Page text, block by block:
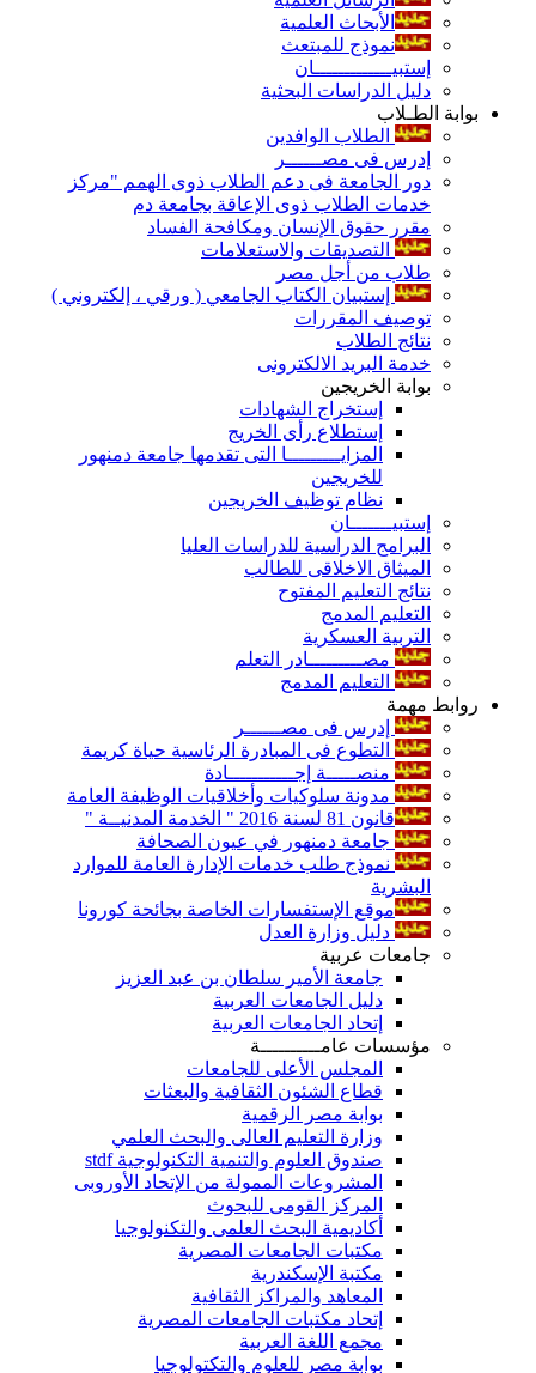
الأبحاث العلمية
نموذج للمبتعث
إستبيـــــــــــــان
دليل الدراسات البحثية
بوابة الطـلاب
الطلاب الوافدين
إدرس فى مصــــــر
دور الجامعة فى دعم الطلاب ذوى الهمم "مركز
خدمات الطلاب ذوى الإعاقة بجامعة دم
مقرر حقوق الإنسان ومكافحة الفساد
التصديقات والاستعلامات
طلاب من أجل مصر
إستبيان الكتاب الجامعي ( ورقي ، إلكتروني )
توصيف المقررات
نتائج الطلاب
خدمة البريد الالكترونى
بوابة الخريجين
إستخراج الشهادات
إستطلاع رأى الخريج
المزايـــــــــا التى تقدمها جامعة دمنهور
للخريجين
نظام توظيف الخريجين
إستبيـــــــان
البرامج الدراسية للدراسات العليا
الميثاق الاخلاقى للطالب
نتائج التعليم المفتوح
التعليم المدمج
التربية العسكرية
مصـــــــــادر التعلم
التعليم المدمج
روابط مهمة
إدرس فى مصــــــر
التطوع فى المبادرة الرئاسية حياة كريمة
منصـــــة إجـــــــــــادة
مدونة سلوكيات وأخلاقيات الوظيفة العامة
قانون 81 لسنة 2016 " الخدمة المدنيــة "
جامعة دمنهور في عيون الصحافة
نموذج طلب خدمات الإدارة العامة للموارد
البشرية
موقع الإستفسارات الخاصة بجائحة كورونا
دليل وزارة العدل
جامعات عربية
جامعة الأمير سلطان بن عبد العزيز
دليل الجامعات العربية
إتحاد الجامعات العربية
مؤسسات عامــــــــــة
المجلس الأعلى للجامعات
قطاع الشئون الثقافية والبعثات
بوابة مصر الرقمية
وزارة التعليم العالى والبحث العلمي
صندوق العلوم والتنمية التكنولوجية stdf
المشروعات الممولة من الإتحاد الأوروبى
المركز القومى للبحوث
أكاديمية البحث العلمى والتكنولوجيا
مكتبات الجامعات المصرية
مكتبة الإسكندرية
المعاهد والمراكز الثقافية
إتحاد مكتبات الجامعات المصرية
مجمع اللغة العربية
بوابة مصر للعلوم والتكتولوجيا